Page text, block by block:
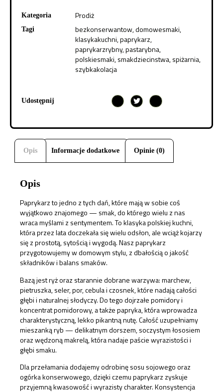
Kategoria Prodiż
Tagi bezkonserwantow,domowesmaki,
klasykakuchni,paprykarz,
paprykarzrybny,pastarybna,
polskiesmaki,smakdziecinstwa,spiżarnia,
szybkakolacja
Udostępnij
Opis Informacje dodatkowe Opinie (0)
Opis
Paprykarz to jedno z tych dań, które mają w sobie coś
wyjątkowo znajomego — smak, do którego wielu z nas
wraca myślami z sentymentem. To klasyka polskiej kuchni,
która przez lata doczekała się wielu odsłon, ale wciąż kojarzy
się z prostotą, sytością i wygodą. Nasz paprykarz
przygotowujemy w domowym stylu, z dbałością o jakość
składników i balans smaków.
Bazą jest ryż oraz starannie dobrane warzywa: marchew,
pietruszka, seler, por, cebula i czosnek, które nadają całości
głębi i naturalnej słodyczy. Do tego dojrzałe pomidory i
koncentrat pomidorowy, a także papryka, która wprowadza
charakterystyczną, lekko pikantną nutę. Całość uzupełniamy
mieszanką ryb — delikatnym dorszem, soczystym łososiem
oraz wędzoną makrelą, która nadaje paście wyrazistości i
głębi smaku.
Dla przełamania dodajemy odrobinę sosu sojowego oraz
ogórka konserwowego, dzięki czemu paprykarz zyskuje
przyjemną kwasowość i wyrazisty charakter. Konsystencja